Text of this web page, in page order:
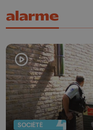
alarme
SOCIÉTÉ